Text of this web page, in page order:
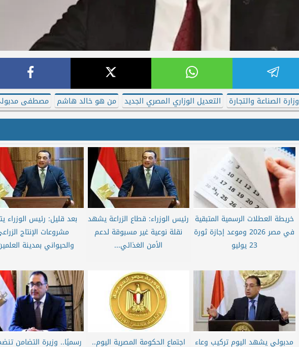
وزارة الصناعة والتجارة التعديل الوزاري المصري الجديد من هو خالد هاشم مصطفى
خريطة العطلات الرسمية المتبقية
في مصر 2026 وموعد إجازة ثورة
23 يوليو
رئيس الوزراء: قطاع الزراعة يشهد
نقلة نوعية غير مسبوقة لدعم
الأمن الغذائي...
بعد قليل: رئيس الوزراء
مشروعات الإنتاج
والحيواني بمدينة
مدبولي يشهد اليوم تركيب وعاء
اجتماع الحكومة المصرية اليوم..
رسميًا.. وزيرة التضامن